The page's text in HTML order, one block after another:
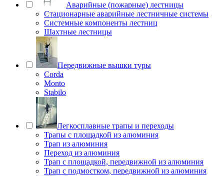
Аварийные (пожарные) лестницы
Стационарные аварийные лестничные системы
Системные компоненты лестниц
Шахтные лестницы
Передвижные вышки туры
Corda
Monto
Stabilo
Легкосплавные трапы и переходы
Трапы с площадкой из алюминия
Трап из алюминия
Переход из алюминия
Трап с площадкой, передвижной из алюминия
Трап с подмостком, передвижной из алюминия